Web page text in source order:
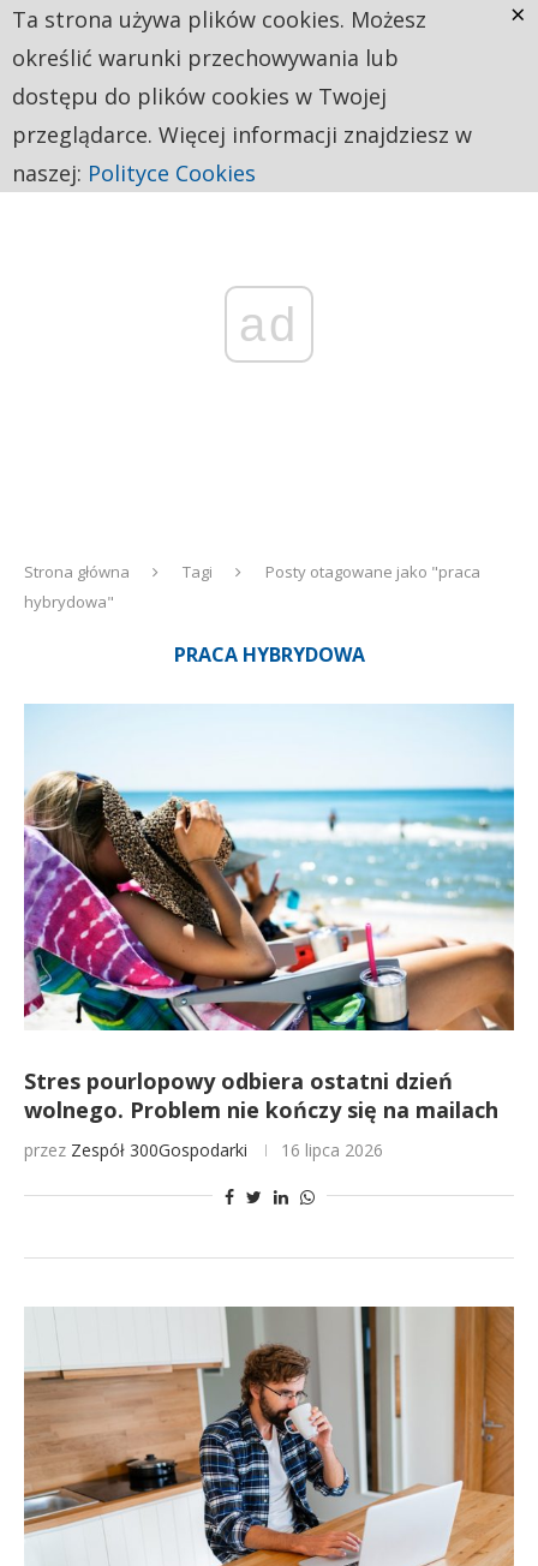
ad
Strona główna Tagi
Posty otagowane jako "praca
hybrydowa"
PRACA HYBRYDOWA
Stres pourlopowy odbiera ostatni dzień
wolnego. Problem nie kończy się na mailach
przez Zespół 300Gospodarki 16 lipca 2026
Ta strona używa plików cookies. Możesz
określić warunki przechowywania lub
dostępu do plików cookies w Twojej
przeglądarce. Więcej informacji znajdziesz w
naszej: Polityce Cookies
×